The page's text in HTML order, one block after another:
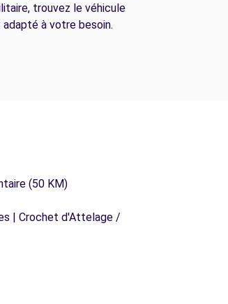
trouvez le véhicule
à votre besoin.
(50 KM)
| Crochet d'Attelage /